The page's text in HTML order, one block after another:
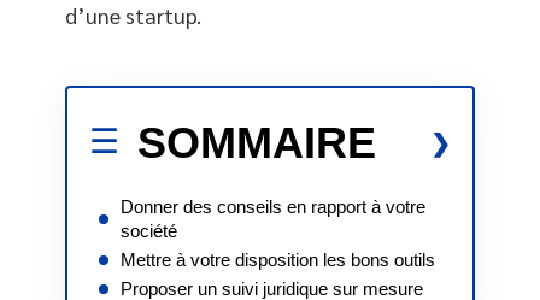
d’une startup.
SOMMAIRE
Donner des conseils en rapport à votre
société
Mettre à votre disposition les bons outils
Proposer un suivi juridique sur mesure